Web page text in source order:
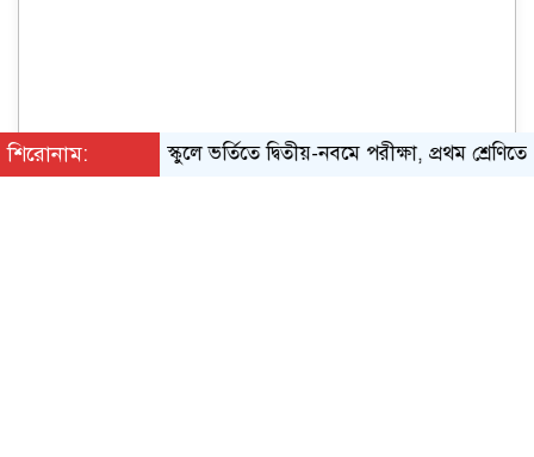
শিরোনাম: স্কুলে ভর্তিতে দ্বিতীয়-নবমে পরীক্ষা, প্রথম শ্রেণিতে লটারি